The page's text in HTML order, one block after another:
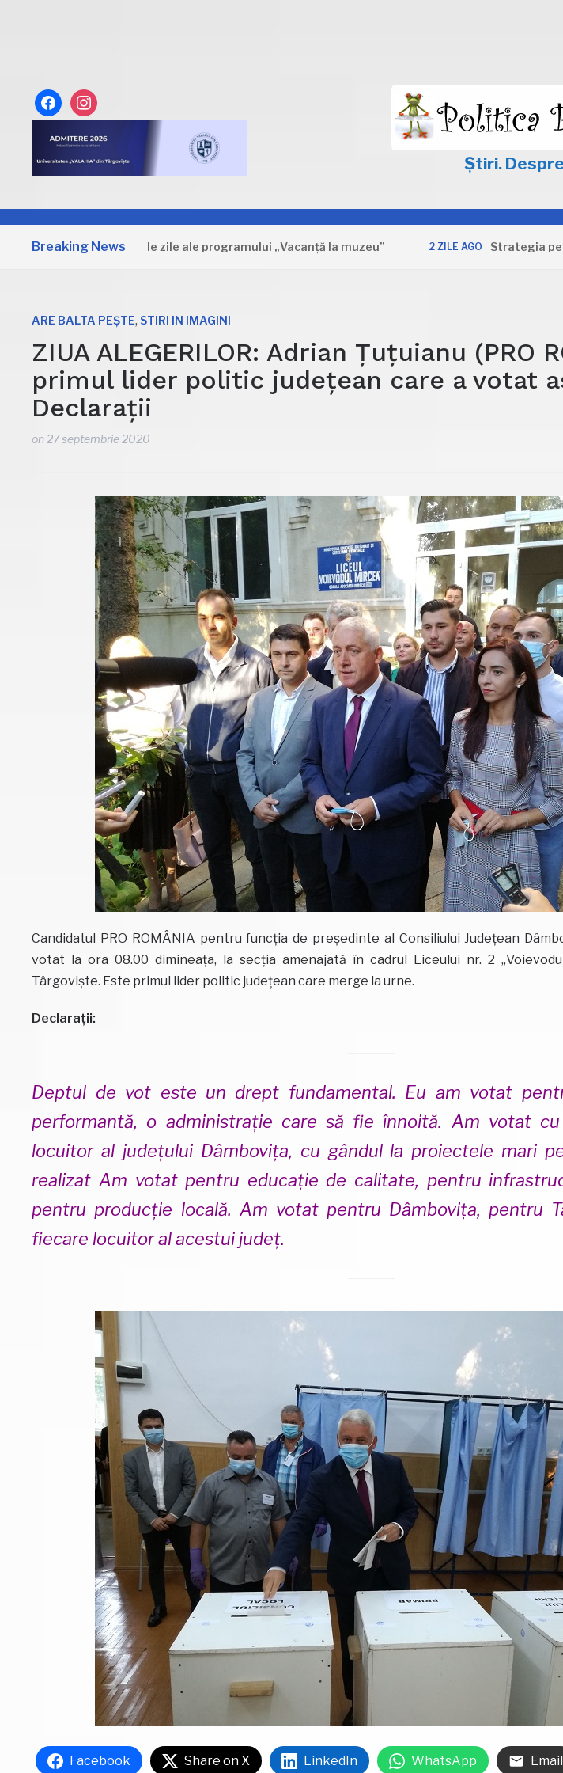
facebookinstagram
Știri.
Breaking News
Primele zile ale programului „Vacanță la muzeu” 2 ZILE AGO Strategia pentru
ARE BALTA PEȘTE, STIRI IN IMAGINI
ZIUA ALEGERILOR: Adrian Țuțuianu (PRO
primul lider politic județean care a votat
Declarații
on 27 septembrie 2020
Candidatul PRO ROMÂNIA pentru funcția de președinte al Consiliului Județean
votat la ora 08.00 dimineața, la secția amenajată în cadrul Liceului nr. 2
Târgoviște. Este primul lider politic județean care merge la urne.
Declarații:
Deptul de vot este un drept fundamental. Eu am votat
performantă, o administrație care să fie înnoită. Am votat
locuitor al județului Dâmbovița, cu gândul la proiectele mari
realizat Am votat pentru educație de calitate, pentru
pentru producție locală. Am votat pentru Dâmbovița, pentru
fiecare locuitor al acestui județ.
Facebook Share on X LinkedIn WhatsApp Email